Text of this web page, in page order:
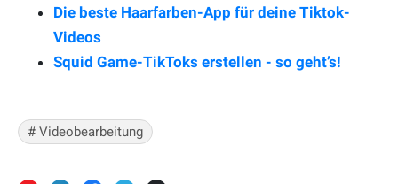
Die beste Haarfarben-App für deine Tiktok-
Videos
Squid Game-TikToks erstellen - so geht’s!
# Videobearbeitung